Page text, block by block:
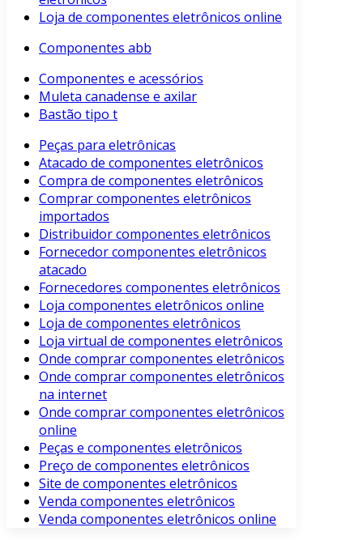
Loja de componentes eletrônicos online
Componentes abb
Componentes e acessórios
Muleta canadense e axilar
Bastão tipo t
Peças para eletrônicas
Atacado de componentes eletrônicos
Compra de componentes eletrônicos
Comprar componentes eletrônicos
importados
Distribuidor componentes eletrônicos
Fornecedor componentes eletrônicos
atacado
Fornecedores componentes eletrônicos
Loja componentes eletrônicos online
Loja de componentes eletrônicos
Loja virtual de componentes eletrônicos
Onde comprar componentes eletrônicos
Onde comprar componentes eletrônicos
na internet
Onde comprar componentes eletrônicos
online
Peças e componentes eletrônicos
Preço de componentes eletrônicos
Site de componentes eletrônicos
Venda componentes eletrônicos
Venda componentes eletrônicos online